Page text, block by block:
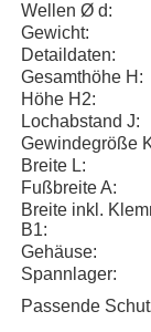
Wellen Ø d:
Gewicht:
Detaildaten:
Gesamthöhe H:
Höhe H2:
Lochabstand J:
Gewindegröße
Breite L:
Fußbreite A:
Breite inkl.
B1:
Gehäuse:
Spannlager:
Passende